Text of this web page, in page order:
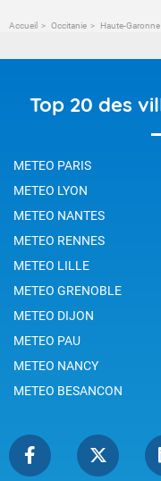
Accueil Occitanie Haute-Garonne
Top 20 des
METEO PARIS
METEO LYON
METEO NANTES
METEO RENNES
METEO LILLE
METEO GRENOBLE
METEO DIJON
METEO PAU
METEO NANCY
METEO BESANCON